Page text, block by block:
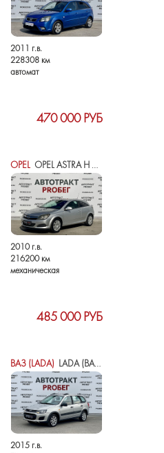
2011 г.в.
228308 км
автомат
470 000 РУБ
OPEL OPEL ASTRA H РЕСТАЙЛИНГ
2010 г.в.
216200 км
механическая
485 000 РУБ
ВАЗ (LADA) LADA (ВАЗ) KALINA II
2015 г.в.